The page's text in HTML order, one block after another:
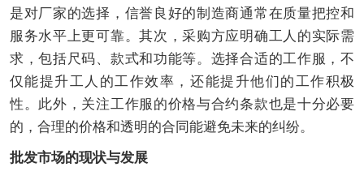
是对厂家的选择，信誉良好的制造商通常在质量把控和
服务水平上更可靠。其次，采购方应明确工人的实际需
求，包括尺码、款式和功能等。选择合适的工作服，不
仅能提升工人的工作效率，还能提升他们的工作积极
性。此外，关注工作服的价格与合约条款也是十分必要
的，合理的价格和透明的合同能避免未来的纠纷。
批发市场的现状与发展